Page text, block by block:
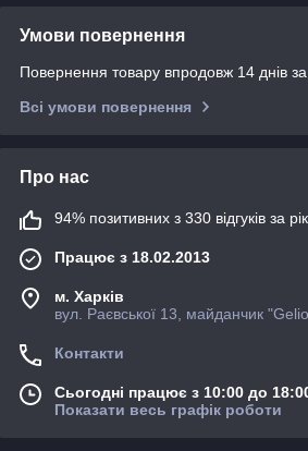
Умови повернення
Повернення товару впродовж 14 днів
Всі умови повернення
Про нас
94% позитивних з 330 відгуків за рік
Працює з 18.02.2013
м. Харків
вул. Раєвської 13, майданчик
Контакти
Сьогодні працює з 10:00 до
Показати весь графік роботи